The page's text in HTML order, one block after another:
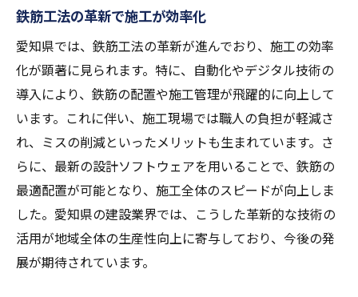
鉄筋工法の革新で施工が効率化
愛知県では、鉄筋工法の革新が進んでおり、施工の効率
化が顕著に見られます。特に、自動化やデジタル技術の
導入により、鉄筋の配置や施工管理が飛躍的に向上して
います。これに伴い、施工現場では職人の負担が軽減さ
れ、ミスの削減といったメリットも生まれています。さ
らに、最新の設計ソフトウェアを用いることで、鉄筋の
最適配置が可能となり、施工全体のスピードが向上しま
した。愛知県の建設業界では、こうした革新的な技術の
活用が地域全体の生産性向上に寄与しており、今後の発
展が期待されています。